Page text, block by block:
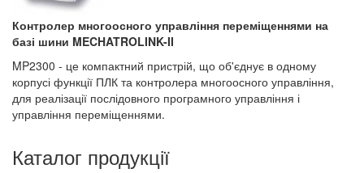
Контролер многоосного управління переміщеннями на
базі шини MECHATROLINK-II
MP2300 - це компактний пристрій, що об'єднує в одному
корпусі функції ПЛК та контролера многоосного управління,
для реалізації послідовного програмного управління і
управління переміщеннями.
Каталог продукції